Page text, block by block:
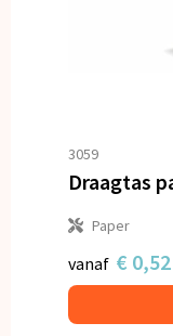
3059
Draagtas
Paper
vanaf € 0,52